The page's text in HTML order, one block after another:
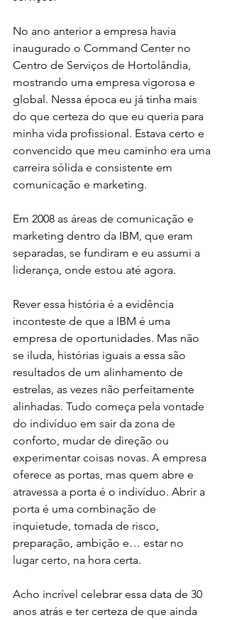
No ano anterior a empresa havia
inaugurado o Command Center no
Centro de Serviços de Hortolândia,
mostrando uma empresa vigorosa e
global. Nessa época eu já tinha mais
do que certeza do que eu queria para
minha vida profissional. Estava certo e
convencido que meu caminho era uma
carreira sólida e consistente em
comunicação e marketing.
Em 2008 as áreas de comunicação e
marketing dentro da IBM, que eram
separadas, se fundiram e eu assumi a
liderança, onde estou até agora.
Rever essa história é a evidência
inconteste de que a IBM é uma
empresa de oportunidades. Mas não
se iluda, histórias iguais a essa são
resultados de um alinhamento de
estrelas, as vezes não perfeitamente
alinhadas. Tudo começa pela vontade
do indivíduo em sair da zona de
conforto, mudar de direção ou
experimentar coisas novas. A empresa
oferece as portas, mas quem abre e
atravessa a porta é o indivíduo. Abrir a
porta é uma combinação de
inquietude, tomada de risco,
preparação, ambição e… estar no
lugar certo, na hora certa.
Acho incrível celebrar essa data de 30
anos atrás e ter certeza de que ainda